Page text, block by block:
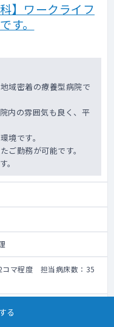
】ワークライフ
す。
域密着の療養型病院で
内の雰囲気も良く、平
境です。
ご勤務が可能です。
コマ程度 担当病床数：35
程度
1回ずつお願いしたい意向で
応じて変動有
る